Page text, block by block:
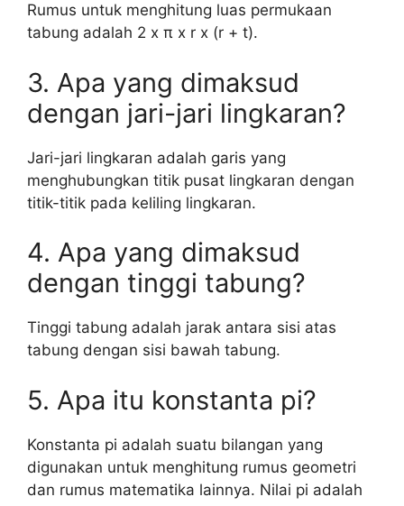
Rumus untuk menghitung luas permukaan
tabung adalah 2 x π x r x (r + t).
3. Apa yang dimaksud
dengan jari-jari lingkaran?
Jari-jari lingkaran adalah garis yang
menghubungkan titik pusat lingkaran dengan
titik-titik pada keliling lingkaran.
4. Apa yang dimaksud
dengan tinggi tabung?
Tinggi tabung adalah jarak antara sisi atas
tabung dengan sisi bawah tabung.
5. Apa itu konstanta pi?
Konstanta pi adalah suatu bilangan yang
digunakan untuk menghitung rumus geometri
dan rumus matematika lainnya. Nilai pi adalah